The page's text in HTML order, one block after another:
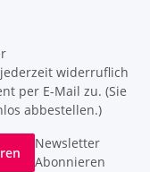
widerruflich
per E-Mail zu. (Sie
abbestellen.)
Newsletter
Abonnieren